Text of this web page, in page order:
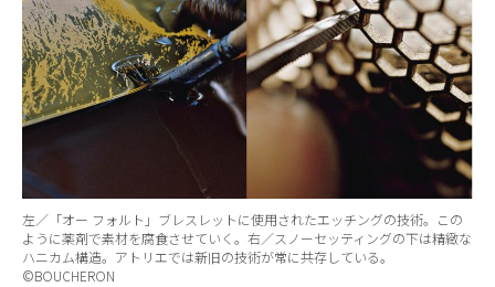
左／「オー フォルト」ブレスレットに使用されたエッチングの技術。この
ように薬剤で素材を腐食させていく。右／スノーセッティングの下は精緻な
ハニカム構造。アトリエでは新旧の技術が常に共存している。
©BOUCHERON